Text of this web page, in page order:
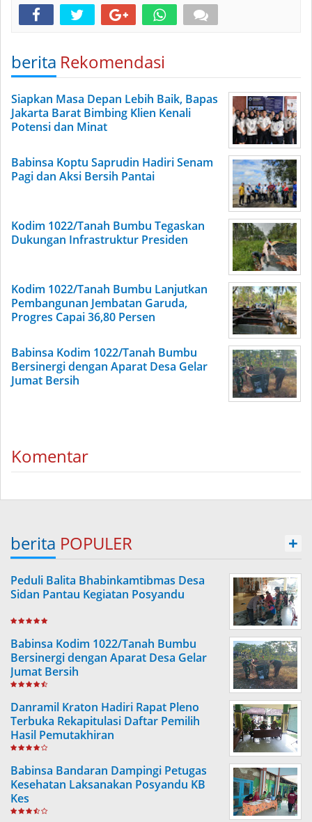
berita Rekomendasi
Siapkan Masa Depan Lebih Baik, Bapas
Jakarta Barat Bimbing Klien Kenali
Potensi dan Minat
Babinsa Koptu Saprudin Hadiri Senam
Pagi dan Aksi Bersih Pantai
Kodim 1022/Tanah Bumbu Tegaskan
Dukungan Infrastruktur Presiden
Kodim 1022/Tanah Bumbu Lanjutkan
Pembangunan Jembatan Garuda,
Progres Capai 36,80 Persen
Babinsa Kodim 1022/Tanah Bumbu
Bersinergi dengan Aparat Desa Gelar
Jumat Bersih
Komentar
berita POPULER +
Peduli Balita Bhabinkamtibmas Desa
Sidan Pantau Kegiatan Posyandu
Babinsa Kodim 1022/Tanah Bumbu
Bersinergi dengan Aparat Desa Gelar
Jumat Bersih
Danramil Kraton Hadiri Rapat Pleno
Terbuka Rekapitulasi Daftar Pemilih
Hasil Pemutakhiran
Babinsa Bandaran Dampingi Petugas
Kesehatan Laksanakan Posyandu KB
Kes